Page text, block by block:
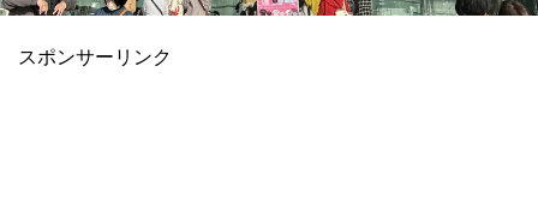
スポンサーリンク